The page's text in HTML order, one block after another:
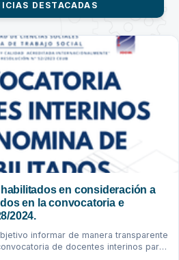
DESTACADAS
en consideración a
en la convocatoria e
2024.
informar de manera transparente
de docentes interinos para